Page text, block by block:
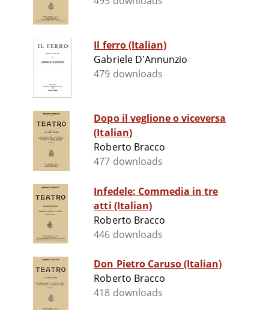
Il ferro (Italian)
Gabriele D'Annunzio
479 downloads
Dopo il veglione o viceversa
(Italian)
Roberto Bracco
477 downloads
Infedele: Commedia in tre
atti (Italian)
Roberto Bracco
446 downloads
Don Pietro Caruso (Italian)
Roberto Bracco
418 downloads